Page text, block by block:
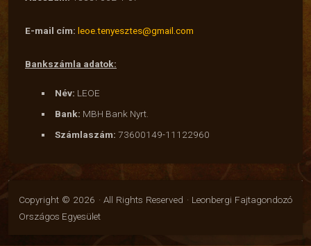
E-mail cím: leoe.tenyesztes@gmail.com
Bankszámla adatok:
Név: LEOE
Bank: MBH Bank Nyrt.
Számlaszám: 73600149-11122960
Copyright © 2026 · All Rights Reserved · Leonbergi Fajtagondozó
Országos Egyesület